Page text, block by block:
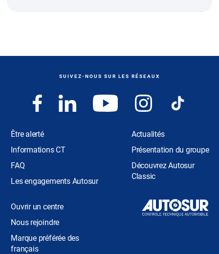
SUIVEZ-NOUS SUR LES RÉSEAUX
Être alerté
Informations CT
FAQ
Les engagements Autosur
Actualités
Présentation du groupe
Découvrez Autosur
Classic
Ouvrir un centre
Nous rejoindre
Marque préférée des
français